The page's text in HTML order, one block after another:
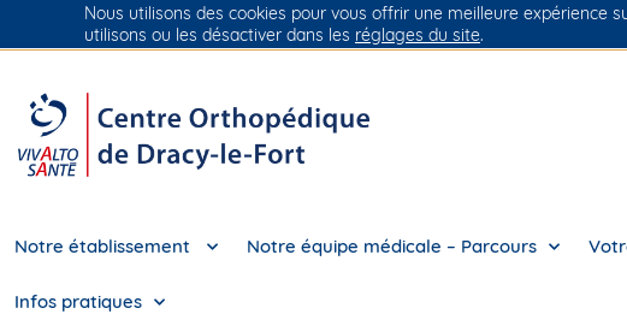
Groupe Vivalto Santé Entre nous, la vie
Notre établissement Notre équipe médicale – Parcours
Infos pratiques
Nous utilisons des cookies pour vous offrir une meilleure expérience
utilisons ou les désactiver dans les réglages du site.